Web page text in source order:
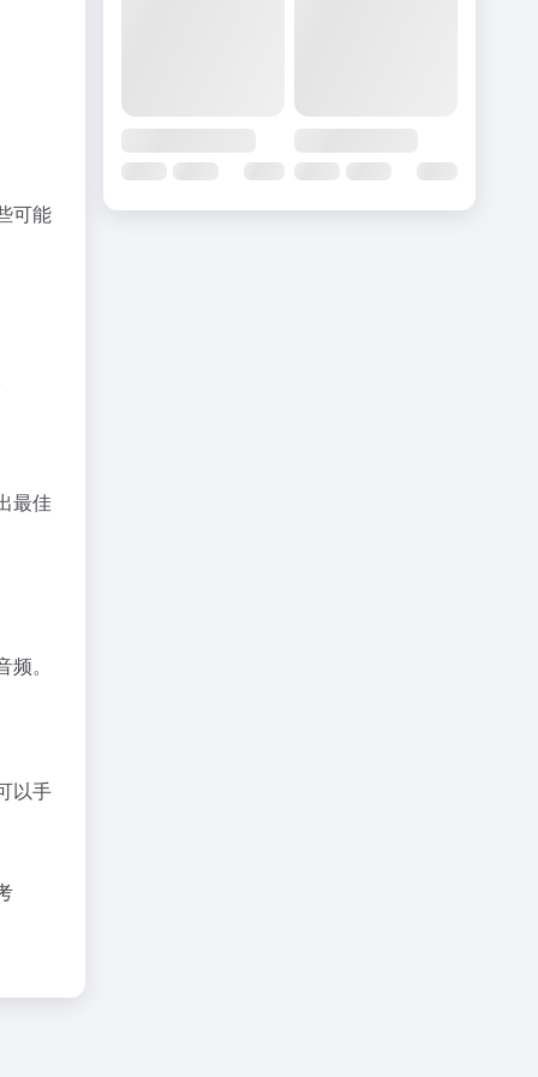
可能
最佳
。
以手